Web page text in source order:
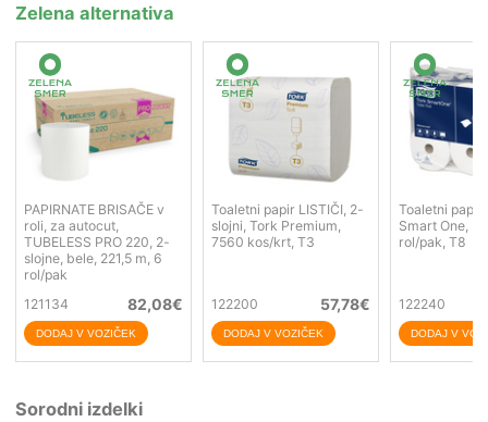
Zelena alternativa
PAPIRNATE BRISAČE v
roli, za autocut,
TUBELESS PRO 220, 2-
slojne, bele, 221,5 m, 6
rol/pak
121134
82,08€
Toaletni papir LISTIČI, 2-
slojni, Tork Premium,
7560 kos/krt, T3
122200 57,78€
Toaletni papir
Smart One,
rol/pak, T8
122240
Sorodni izdelki